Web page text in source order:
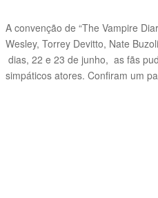
A convenção de “The Vampire
Wesley, Torrey Devitto, Nate
dias, 22 e 23 de junho, as fãs
simpáticos atores. Confiram um